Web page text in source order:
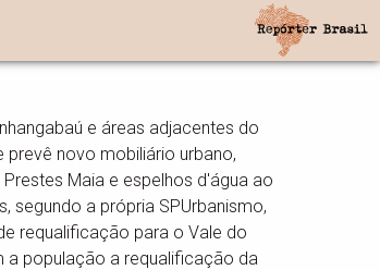
e áreas adjacentes do
novo mobiliário urbano,
Maia e espelhos d'água ao
segundo a própria SPUrbanismo,
requalificação para o Vale do
a população a requalificação da